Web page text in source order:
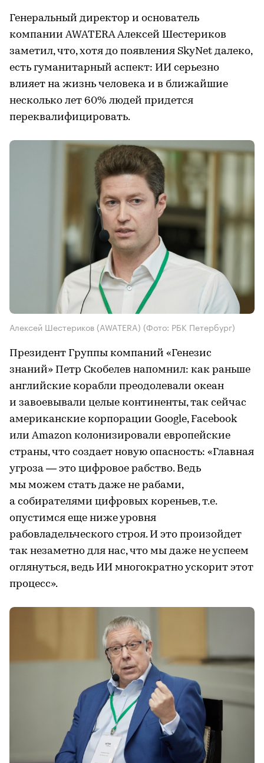
Генеральный директор и основатель
компании AWATERA Алексей Шестериков
заметил, что, хотя до появления SkyNet далеко,
есть гуманитарный аспект: ИИ серьезно
влияет на жизнь человека и в ближайшие
несколько лет 60% людей придется
переквалифицировать.
Алексей Шестериков (AWATERA) (Фото: РБК Петербург)
Президент Группы компаний «Генезис
знаний» Петр Скобелев напомнил: как раньше
английские корабли преодолевали океан
и завоевывали целые континенты, так сейчас
американские корпорации Google, Facebook
или Amazon колонизировали европейские
страны, что создает новую опасность: «Главная
угроза — это цифровое рабство. Ведь
мы можем стать даже не рабами,
а собирателями цифровых кореньев, т.е.
опустимся еще ниже уровня
рабовладельческого строя. И это произойдет
так незаметно для нас, что мы даже не успеем
оглянуться, ведь ИИ многократно ускорит этот
процесс».